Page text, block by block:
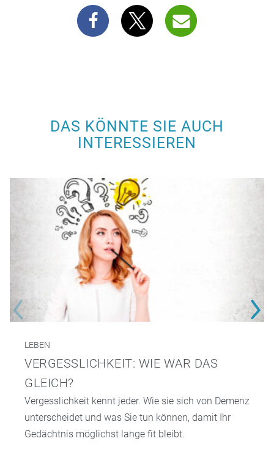
DAS KÖNNTE SIE AUCH
INTERESSIEREN
LEBEN
VERGESSLICHKEIT: WIE WAR DAS
GLEICH?
Vergesslichkeit kennt jeder. Wie sie sich von Demenz
unterscheidet und was Sie tun können, damit Ihr
Gedächtnis möglichst lange fit bleibt.